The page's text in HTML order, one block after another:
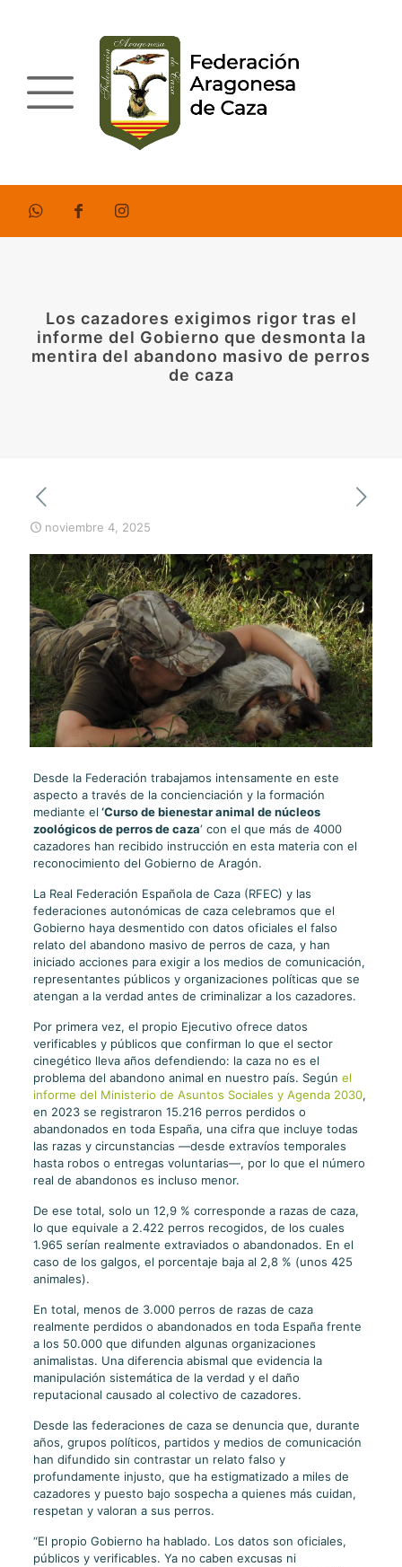
Los cazadores exigimos rigor tras el
informe del Gobierno que desmonta la
mentira del abandono masivo de perros
de caza
noviembre 4, 2025
Desde la Federación trabajamos intensamente en este
aspecto a través de la concienciación y la formación
mediante el ‘Curso de bienestar animal de núcleos
zoológicos de perros de caza‘ con el que más de 4000
cazadores han recibido instrucción en esta materia con el
reconocimiento del Gobierno de Aragón.
La Real Federación Española de Caza (RFEC) y las
federaciones autonómicas de caza celebramos que el
Gobierno haya desmentido con datos oficiales el falso
relato del abandono masivo de perros de caza, y han
iniciado acciones para exigir a los medios de comunicación,
representantes públicos y organizaciones políticas que se
atengan a la verdad antes de criminalizar a los cazadores.
Por primera vez, el propio Ejecutivo ofrece datos
verificables y públicos que confirman lo que el sector
cinegético lleva años defendiendo: la caza no es el
problema del abandono animal en nuestro país. Según el
informe del Ministerio de Asuntos Sociales y Agenda 2030,
en 2023 se registraron 15.216 perros perdidos o
abandonados en toda España, una cifra que incluye todas
las razas y circunstancias —desde extravíos temporales
hasta robos o entregas voluntarias—, por lo que el número
real de abandonos es incluso menor.
De ese total, solo un 12,9 % corresponde a razas de caza,
lo que equivale a 2.422 perros recogidos, de los cuales
1.965 serían realmente extraviados o abandonados. En el
caso de los galgos, el porcentaje baja al 2,8 % (unos 425
animales).
En total, menos de 3.000 perros de razas de caza
realmente perdidos o abandonados en toda España frente
a los 50.000 que difunden algunas organizaciones
animalistas. Una diferencia abismal que evidencia la
manipulación sistemática de la verdad y el daño
reputacional causado al colectivo de cazadores.
Desde las federaciones de caza se denuncia que, durante
años, grupos políticos, partidos y medios de comunicación
han difundido sin contrastar un relato falso y
profundamente injusto, que ha estigmatizado a miles de
cazadores y puesto bajo sospecha a quienes más cuidan,
respetan y valoran a sus perros.
“El propio Gobierno ha hablado. Los datos son oficiales,
públicos y verificables. Ya no caben excusas ni